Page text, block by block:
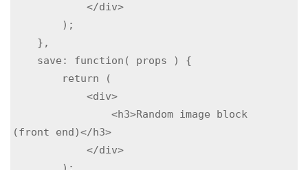
(front end)</h3>